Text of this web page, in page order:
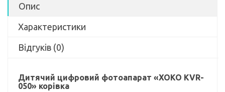
Опис
Характеристики
Відгуків (0)
Дитячий цифровий фотоапарат «XOKO KVR-
050» корівка